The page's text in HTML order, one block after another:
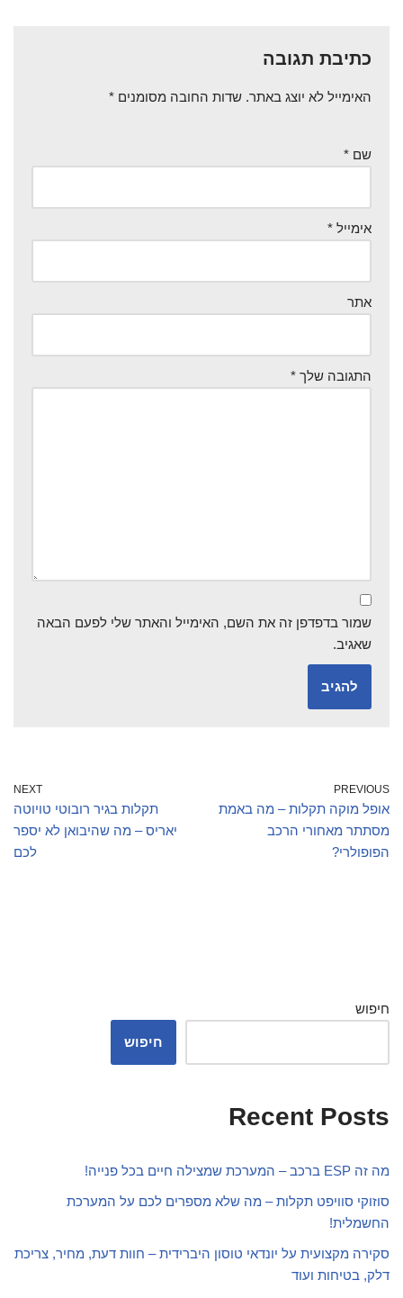
כתיבת תגובה
האימייל לא יוצג באתר. שדות החובה מסומנים *
שם *
אימייל *
אתר
התגובה שלך *
שמור בדפדפן זה את השם, האימייל והאתר שלי לפעם הבאה
שאגיב.
PREVIOUS
אופל מוקה תקלות – מה באמת
מסתתר מאחורי הרכב
הפופולרי?
NEXT
תקלות בגיר רובוטי טויוטה
יאריס – מה שהיבואן לא יספר
לכם
חיפוש
חיפוש
Recent Posts
מה זה ESP ברכב – המערכת שמצילה חיים בכל פנייה!
סוזוקי סוויפט תקלות – מה שלא מספרים לכם על המערכת
החשמלית!
סקירה מקצועית על יונדאי טוסון היברידית – חוות דעת, מחיר, צריכת
דלק, בטיחות ועוד